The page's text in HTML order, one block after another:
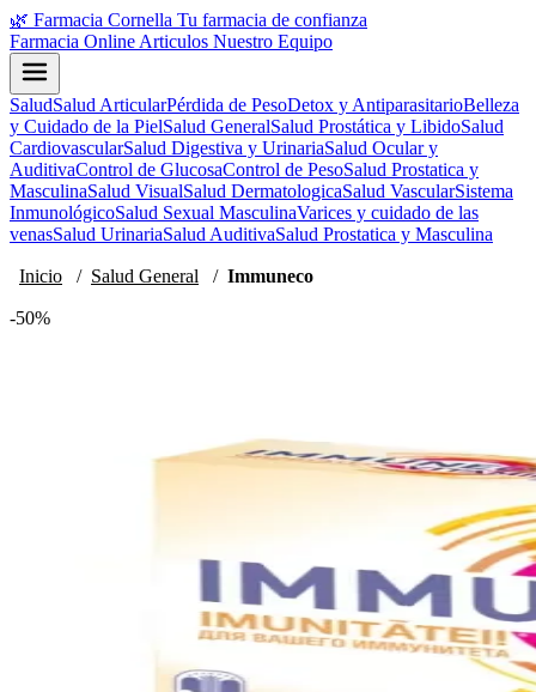
🌿 Farmacia Cornella Tu farmacia de confianza
Farmacia Online Articulos Nuestro Equipo
SaludSalud ArticularPérdida de PesoDetox y AntiparasitarioBelleza
y Cuidado de la PielSalud GeneralSalud Prostática y LibidoSalud
CardiovascularSalud Digestiva y UrinariaSalud Ocular y
AuditivaControl de GlucosaControl de PesoSalud Prostatica y
MasculinaSalud VisualSalud DermatologicaSalud VascularSistema
InmunológicoSalud Sexual MasculinaVarices y cuidado de las
venasSalud UrinariaSalud AuditivaSalud Prostatica y Masculina
Inicio / Salud General / Immuneco
-50%